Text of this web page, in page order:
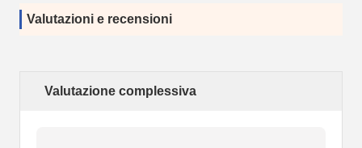
Valutazioni e recensioni
Valutazione complessiva